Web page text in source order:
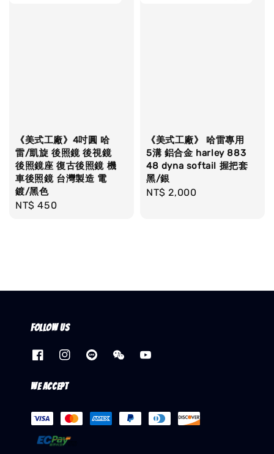
《美式工廠》4吋圓 哈
雷/凱旋 後照鏡 後視鏡
後照鏡座 復古後照鏡 機
車後照鏡 台灣製造 電
鍍/黑色
Regular
NT$ 450
《美式工廠》 哈雷專用
5溝 鋁合金 harley 883
48 dyna softail 握把套
黑/銀
Regular
NT$ 2,000
Follow us
We accept